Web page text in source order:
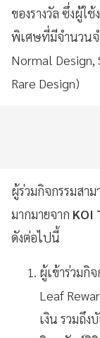
ของรางวัล ซึ่งผู้ใ
พิเศษที่มีจำนวนจ
Normal Design,
Rare Design)
ผู้ร่วมกิจกรรมสา
มากมายจาก KOI
ดังต่อไปนี้
ผู้เข้าร่วมกิ
Leaf
เงิน รวมถึง